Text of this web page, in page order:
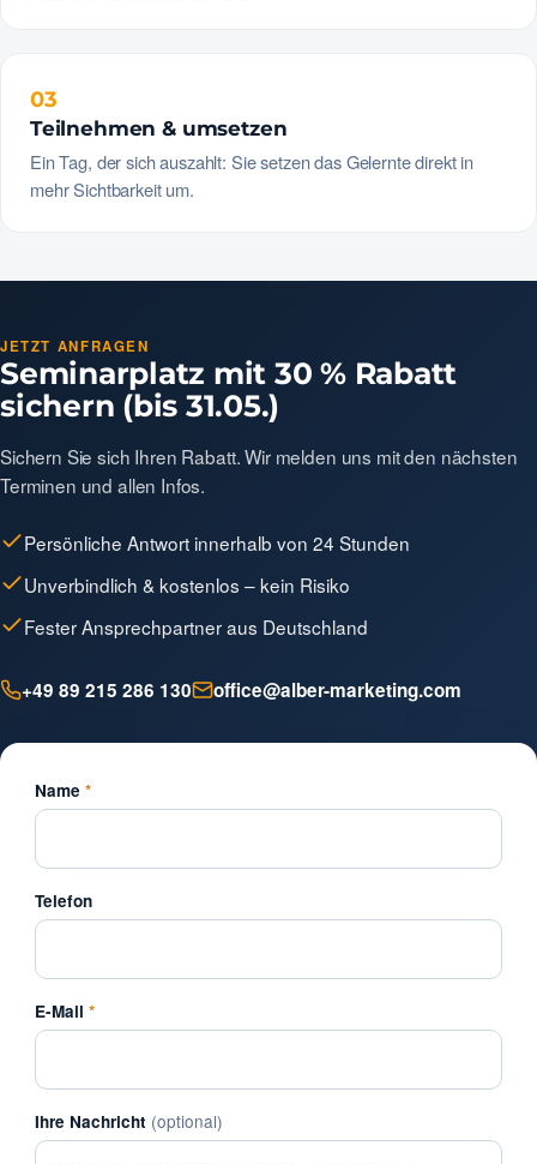
03
Teilnehmen & umsetzen
Ein Tag, der sich auszahlt: Sie setzen das Gelernte direkt in
mehr Sichtbarkeit um.
JETZT ANFRAGEN
Seminarplatz mit 30 % Rabatt
sichern (bis 31.05.)
Sichern Sie sich Ihren Rabatt. Wir melden uns mit den nächsten
Terminen und allen Infos.
Persönliche Antwort innerhalb von 24 Stunden
Unverbindlich & kostenlos – kein Risiko
Fester Ansprechpartner aus Deutschland
+49 89 215 286 130 office@alber-marketing.com
Name *
Telefon
E-Mail *
Ihre Nachricht (optional)